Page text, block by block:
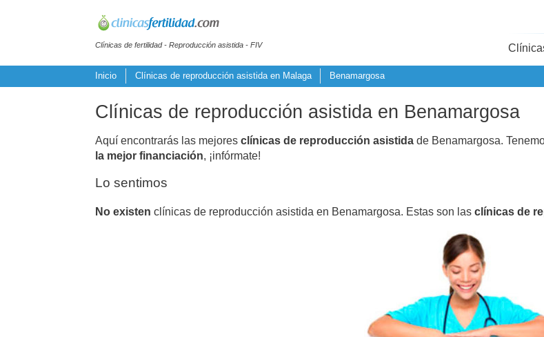
Clínicas de fertilidad - Reproducción asistida - FIV
Inicio Clínicas de reproducción asistida en Malaga Benamargosa
Clínicas de reproducción asistida en Benamargosa
Aquí encontrarás las mejores clínicas de reproducción asistida de Benamargosa.
la mejor financiación, ¡infórmate!
Lo sentimos
No existen clínicas de reproducción asistida en Benamargosa. Estas son las clínicas de